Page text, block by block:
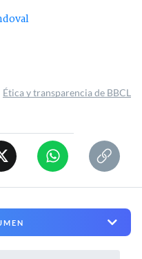
Ética y transparencia de BBCL